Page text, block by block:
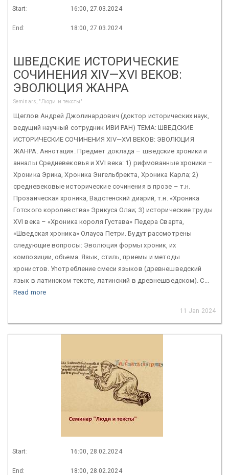
Start: 16:00, 27.03.2024
End: 18:00, 27.03.2024
ШВЕДСКИЕ ИСТОРИЧЕСКИЕ
СОЧИНЕНИЯ XIV—XVI ВЕКОВ:
ЭВОЛЮЦИЯ ЖАНРА
Seminars, "Люди и тексты"
Щеглов Андрей Джолинардович (доктор исторических наук,
ведущий научный сотрудник ИВИ РАН) ТЕМА: ШВЕДСКИЕ
ИСТОРИЧЕСКИЕ СОЧИНЕНИЯ XIV—XVI ВЕКОВ: ЭВОЛЮЦИЯ
ЖАНРА. Аннотация. Предмет доклада – шведские хроники и
анналы Средневековья и XVI века: 1) рифмованные хроники –
Хроника Эрика, Хроника Энгельбректа, Хроника Карла; 2)
средневековые исторические сочинения в прозе – т.н.
Прозаическая хроника, Вадстенский диарий, т.н. «Хроника
Готского королевства» Эрикуса Олаи; 3) исторические труды
XVI века – «Хроника короля Густава» Педера Сварта,
«Шведская хроника» Олауса Петри. Будут рассмотрены
следующие вопросы: Эволюция формы хроник, их
композиции, объема. Язык, стиль, приемы и методы
хронистов. Употребление смеси языков (древнешведский
язык в латинском тексте, латинский в древнешведском). С...
Read more
11 Jan 2024
Start: 16:00, 28.02.2024
End: 18:00, 28.02.2024